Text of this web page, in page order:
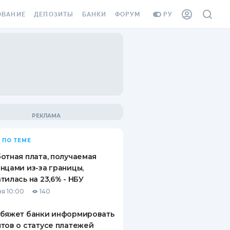
РУ
ВИНЬЕТКА
СОТРУДНИКОВ
ОТ
СЛУЧАЕВ
ДЕПОЗИТЫ
ВОПРОСЫ И ОТВЕТЫ
ПУТЕВОДИТЕЛИ ПО
СБЕРЕЖЕНИЯМ
БАНКИ ФОРУМ
ПО ТЕМЕ
плата, получаемая
из-за границы,
на 23,6% - НБУ
10:00 140
банки информировать
о статусе платежей